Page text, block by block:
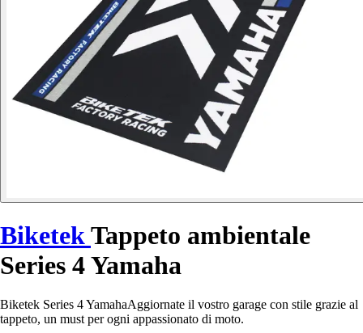
BiketekTappeto ambientale
Series 4 Yamaha
Biketek Series 4 YamahaAggiornate il vostro garage con stile grazie al
tappeto, un must per ogni appassionato di moto.